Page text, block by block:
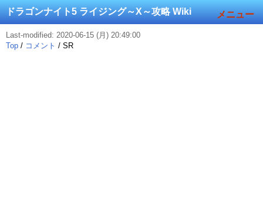
メニュー
ドラゴンナイト5 ライジング～X～攻略 Wiki
Last-modified: 2020-06-15 (月) 20:49:00
Top / コメント / SR